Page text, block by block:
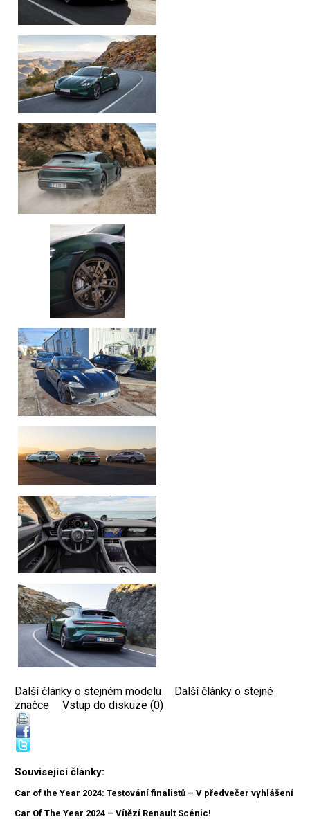
Další články o stejném modelu
Další články o stejné
značce
Vstup do diskuze (0)
Související články:
Car of the Year 2024: Testování finalistů – V předvečer vyhlášení
Car Of The Year 2024 – Vítězí Renault Scénic!